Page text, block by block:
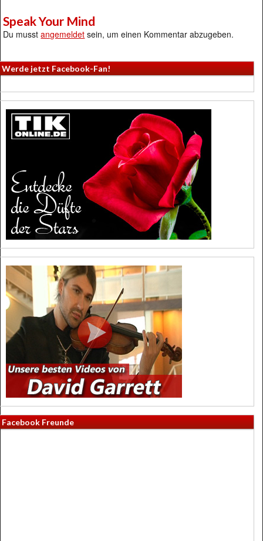
Speak Your Mind
Du musstangemeldet sein, um einen Kommentar abzugeben.
Werde jetzt Facebook-Fan!
Facebook Freunde